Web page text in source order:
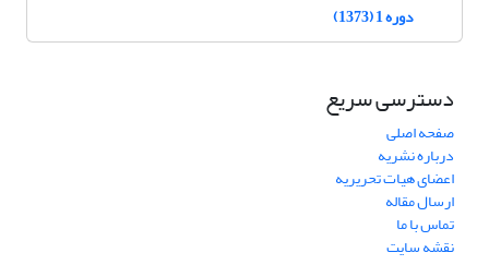
دوره 1 (1373)
دسترسی سریع
صفحه اصلی
درباره نشریه
اعضای هیات تحریریه
ارسال مقاله
تماس با ما
نقشه سایت